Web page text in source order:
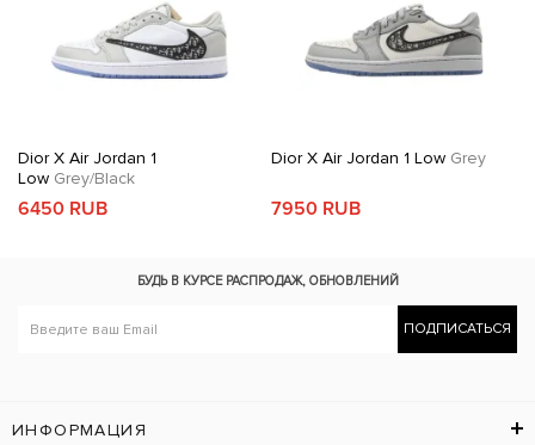
Dior X Air Jordan 1
Low Grey/Black
6450 RUB
Dior X Air Jordan 1 LowGrey
7950 RUB
БУДЬ В КУРСЕ РАСПРОДАЖ, ОБНОВЛЕНИЙ
ПОДПИСАТЬСЯ
ИНФОРМАЦИЯ